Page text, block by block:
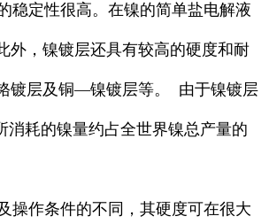
稳定性很高。在镍的简单盐电解液
外，镍镀层还具有较高的硬度和耐
镀层及铜—镍镀层等。 由于镍镀层
耗的镍量约占全世界镍总产量的
操作条件的不同，其硬度可在很大